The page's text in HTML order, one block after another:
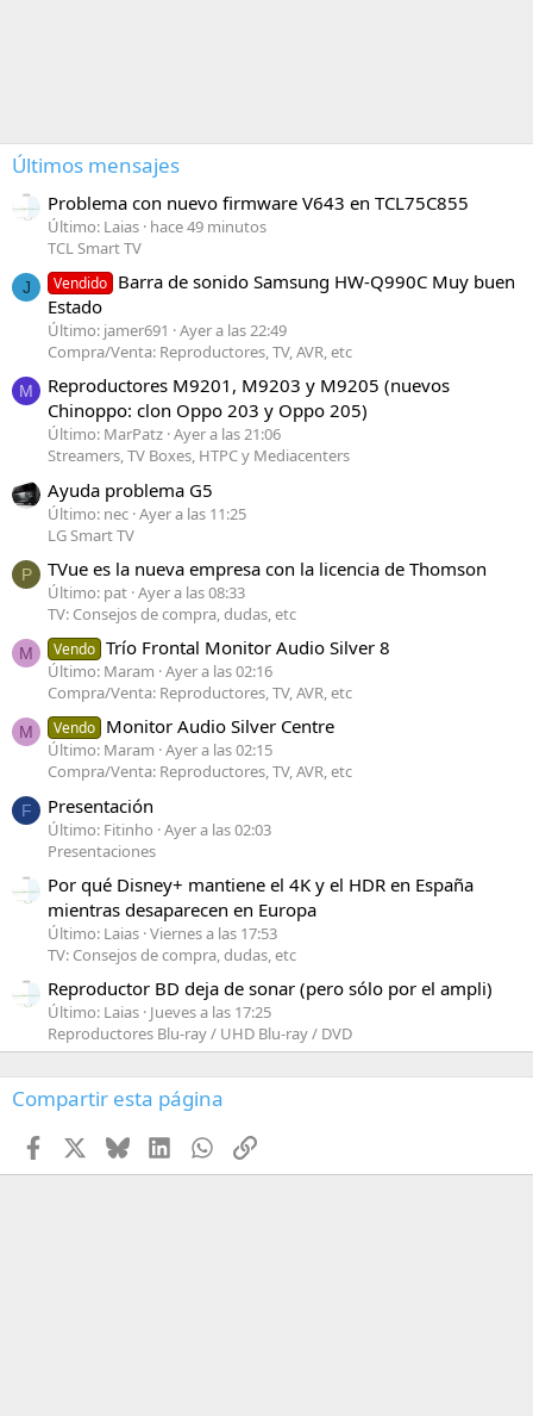
Últimos mensajes
Problema con nuevo firmware V643 en TCL75C855
Último: Laias hace 49 minutos
TCL Smart TV
J Vendido Barra de sonido Samsung HW-Q990C Muy buen
Estado
Último: jamer691
Ayer a las 22:49
Compra/Venta: Reproductores, TV, AVR, etc
M
Reproductores M9201, M9203 y M9205 (nuevos
Chinoppo: clon Oppo 203 y Oppo 205)
Último: MarPatz Ayer a las 21:06
Streamers, TV Boxes, HTPC y Mediacenters
Ayuda problema G5
Último: nec Ayer a las 11:25
LG Smart TV
P TVue es la nueva empresa con la licencia de Thomson
Último: pat Ayer a las 08:33
TV: Consejos de compra, dudas, etc
M Vendo Trío Frontal Monitor Audio Silver 8
Último: Maram Ayer a las 02:16
Compra/Venta: Reproductores, TV, AVR, etc
M Vendo Monitor Audio Silver Centre
Último: Maram Ayer a las 02:15
Compra/Venta: Reproductores, TV, AVR, etc
F Presentación
Último: Fitinho Ayer a las 02:03
Presentaciones
Por qué Disney+ mantiene el 4K y el HDR en España
mientras desaparecen en Europa
Último: Laias Viernes a las 17:53
TV: Consejos de compra, dudas, etc
Reproductor BD deja de sonar (pero sólo por el ampli)
Último: Laias Jueves a las 17:25
Reproductores Blu-ray / UHD Blu-ray / DVD
Compartir esta página
Facebook BlueskyLinkedInWhatsApp
Enlace